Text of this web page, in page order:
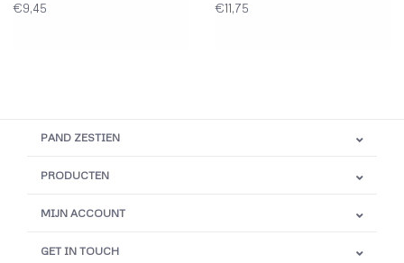
€9,45
€11,75
PAND ZESTIEN
PRODUCTEN
MIJN ACCOUNT
GET IN TOUCH